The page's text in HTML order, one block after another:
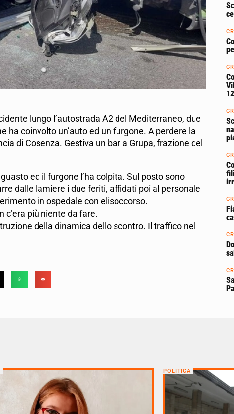
lungo l’autostrada A2 del Mediterraneo, due
ha coinvolto un’auto ed un furgone. A perdere la
di Cosenza. Gestiva un bar a Grupa, frazione del
ed il furgone l’ha colpita. Sul posto sono
dalle lamiere i due feriti, affidati poi al personale
in ospedale con elisoccorso.
c’era più niente da fare.
della dinamica dello scontro. Il traffico nel
POLITICA